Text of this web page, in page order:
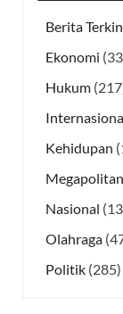
Berita
Ekonomi
Hukum
Kehidupan
Megapolitan
Nasional
Olahraga
Politik (285)